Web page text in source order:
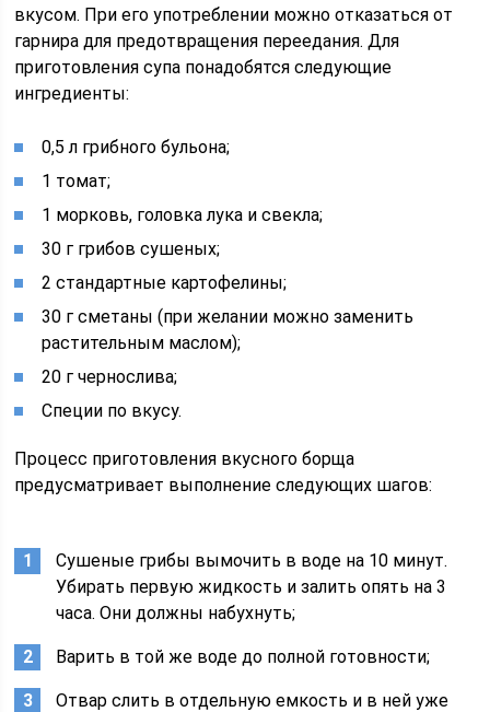
вкусом. При его употреблении можно отказаться от
гарнира для предотвращения переедания. Для
приготовления супа понадобятся следующие
ингредиенты:
0,5 л грибного бульона;
1 томат;
1 морковь, головка лука и свекла;
30 г грибов сушеных;
2 стандартные картофелины;
30 г сметаны (при желании можно заменить
растительным маслом);
20 г чернослива;
Специи по вкусу.
Процесс приготовления вкусного борща
предусматривает выполнение следующих шагов:
Сушеные грибы вымочить в воде на 10 минут.
Убирать первую жидкость и залить опять на 3
часа. Они должны набухнуть;
Варить в той же воде до полной готовности;
Отвар слить в отдельную емкость и в ней уже